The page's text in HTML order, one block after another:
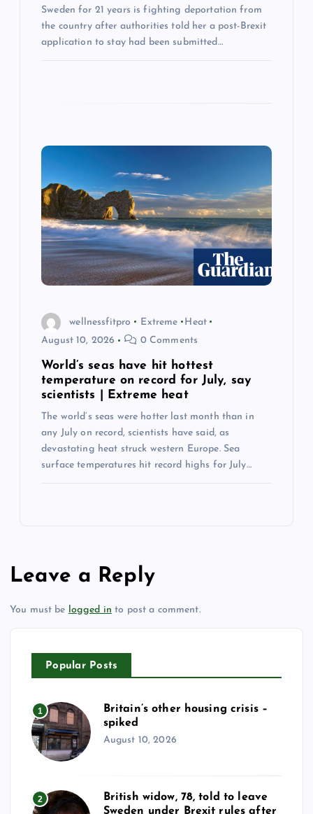
Sweden for 21 years is fighting deportation from
the country after authorities told her a post-Brexit
application to stay had been submitted…
wellnessfitpro Extreme
Heat
August 10, 2026
0 Comments
World’s seas have hit hottest
temperature on record for July, say
scientists | Extreme heat
The world’s seas were hotter last month than in
any July on record, scientists have said, as
devastating heat struck western Europe. Sea
surface temperatures hit record highs for July…
Leave a Reply
You must be logged in to post a comment.
Popular Posts
1
Britain’s other housing crisis –
spiked
August 10, 2026
2
British widow, 78, told to leave
Sweden under Brexit rules after